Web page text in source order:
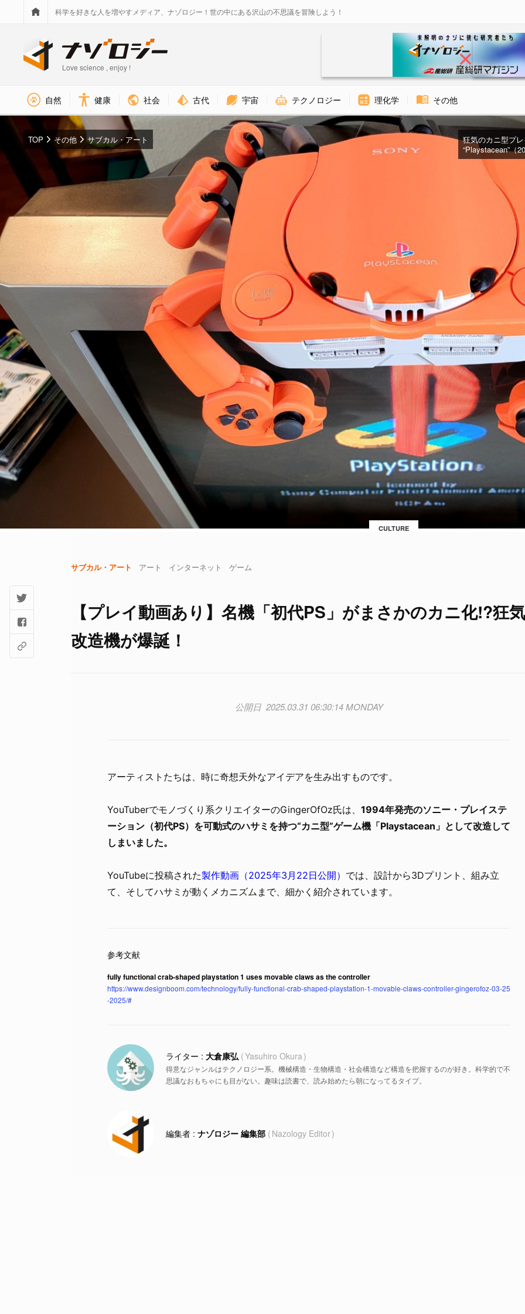
科学を好きな人を増やすメディア、ナゾロジー！世の中にある沢山の不思議を冒険しよう！
Love science , enjoy !
自然 健康 社会 古代 宇宙 テクノロジー 理化学 その他
狂気のカニ型プ
“Playstacean”（
CULTURE
TOP その他 サブカル・アート
サブカル・アート アート インターネット ゲーム
【プレイ動画あり】名機「初代PS」がまさかのカニ化!?狂
改造機が爆誕！
2025.03.31 06:30:14 MONDAY
アーティストたちは、時に奇想天外なアイデアを生み出すものです。
YouTuberでモノづくり系クリエイターのGingerOfOz氏は、 1994年発売のソニー・プレイステ
ーション（初代PS）を可動式のハサミを持つ“カニ型”ゲーム機「Playstacean」として改造して
しまいました。
YouTubeに投稿された製作動画（2025年3月22日公開） では、設計から3Dプリント、組み立
て、そしてハサミが動くメカニズムまで、細かく紹介されています。
fully functional crab-shaped playstation 1 uses movable claws as the controller
https://www.designboom.com/technology/fully-functional-crab-shaped-playstation-1-movable-claws-controller-gingerofoz-03-25
-2025/#
大倉康弘 Yasuhiro Okura
得意なジャンルはテクノロジー系。機械構造・生物構造・社会構造など構造を把握するのが好き。科学的で不
思議なおもちゃにも目がない。趣味は読書で、読み始めたら朝になってるタイプ。
ナゾロジー 編集部 Nazology Editor